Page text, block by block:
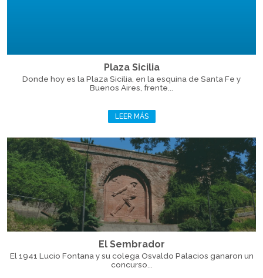
Plaza Sicilia
Donde hoy es la Plaza Sicilia, en la esquina de Santa Fe y
Buenos Aires, frente...
LEER MÁS
El Sembrador
El 1941 Lucio Fontana y su colega Osvaldo Palacios ganaron un
concurso...